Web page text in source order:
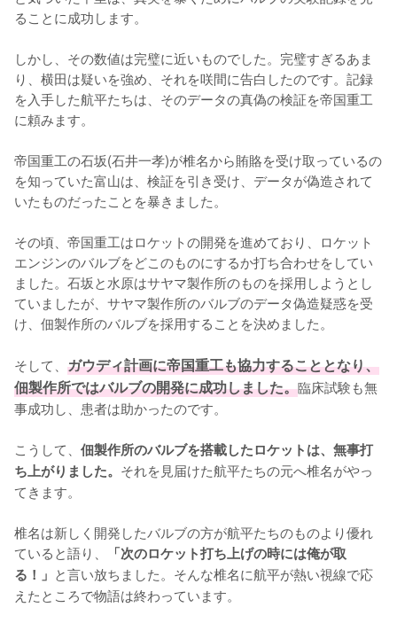
ることに成功します。
しかし、その数値は完璧に近いものでした。完璧すぎるあま
り、横田は疑いを強め、それを咲間に告白したのです。記録
を入手した航平たちは、そのデータの真偽の検証を帝国重工
に頼みます。
帝国重工の石坂(石井一孝)が椎名から賄賂を受け取っているの
を知っていた富山は、検証を引き受け、データが偽造されて
いたものだったことを暴きました。
その頃、帝国重工はロケットの開発を進めており、ロケット
エンジンのバルブをどこのものにするか打ち合わせをしてい
ました。石坂と水原はサヤマ製作所のものを採用しようとし
ていましたが、サヤマ製作所のバルブのデータ偽造疑惑を受
け、佃製作所のバルブを採用することを決めました。
そして、 ガウディ計画に帝国重工も協力することとなり、
佃製作所ではバルブの開発に成功しました。臨床試験も無
事成功し、患者は助かったのです。
こうして、 佃製作所のバルブを搭載したロケットは、無事打
ち上がりました。 それを見届けた航平たちの元へ椎名がやっ
てきます。
椎名は新しく開発したバルブの方が航平たちのものより優れ
ていると語り、
「次のロケット打ち上げの時には俺が取
る！」 と言い放ちました。そんな椎名に航平が熱い視線で応
えたところで物語は終わっています。